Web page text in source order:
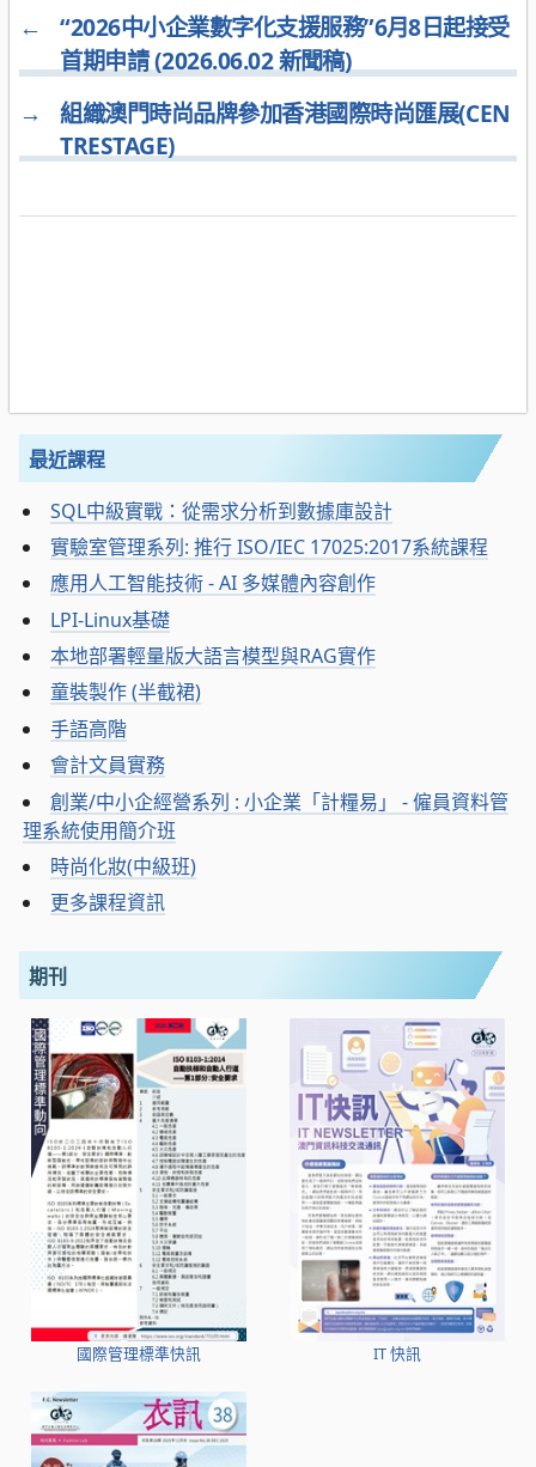
←
“2026中小企業數字化支援服務”6月8日起接受
首期申請 (2026.06.02 新聞稿)
→
組織澳門時尚品牌參加香港國際時尚匯展(CEN
TRESTAGE)
最近課程
SQL中級實戰：從需求分析到數據庫設計
實驗室管理系列: 推行 ISO/IEC 17025:2017系統課程
應用人工智能技術 - AI 多媒體內容創作
LPI-Linux基礎
本地部署輕量版大語言模型與RAG實作
童裝製作 (半截裙)
手語高階
會計文員實務
創業/中小企經營系列 : 小企業「計糧易」 - 僱員資料管
理系統使用簡介班
時尚化妝(中級班)
更多課程資訊
期刊
國際管理標準快訊 IT 快訊